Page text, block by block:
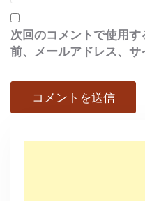
次回のコメントで使用
前、メールアドレス、サ